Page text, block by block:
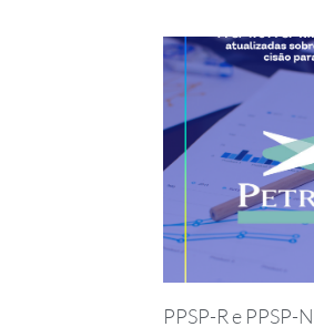
PPSP-R e PPSP-